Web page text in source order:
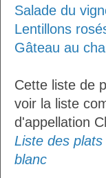
Salade du
Lentillons
Gâteau au
Cette liste de
voir la liste
d'appellation
Liste des
blanc